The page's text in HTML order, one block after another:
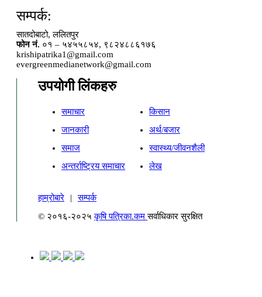
सम्पर्क:
सातदोबाटो, ललितपुर
फोन नं. ०१ – ५४५५८५४, ९८२४८८६१७६
krishipatrika1@gmail.com
evergreenmedianetwork@gmail.com
उपयोगी लिंकहरु
समाचार
किसान
जानकारी
अर्थ/बजार
समाज
स्वास्थ्य/जीवनशैली
अन्तर्राष्ट्रिय समाचार
लेख
हाम्रोबारे |
सम्पर्क
© २०१६-२०२५कृषि पत्रिका.कमसर्वाधिकार सुरक्षित